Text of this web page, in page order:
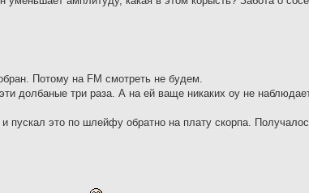
Потому на FM смотреть не будем.
долбаные три раза. А на ей ваще никаких оу не
это по шлейфу обратно на плату скорпа.